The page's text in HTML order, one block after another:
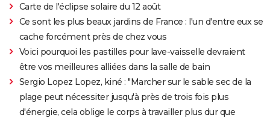
Carte de l'éclipse solaire du 12 août
Ce sont les plus beaux jardins de France : l'un d'entre eux se
cache forcément près de chez vous
Voici pourquoi les pastilles pour lave-vaisselle devraient
être vos meilleures alliées dans la salle de bain
Sergio Lopez Lopez, kiné : "Marcher sur le sable sec de la
plage peut nécessiter jusqu'à près de trois fois plus
d'énergie, cela oblige le corps à travailler plus dur que